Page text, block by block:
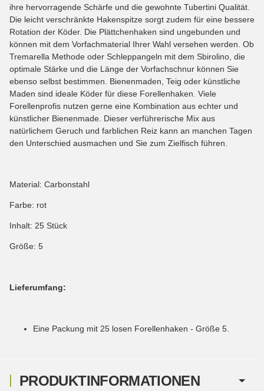
PRODUKTINFORMATIONEN
ihre hervorragende Schärfe und die gewohnte Tubertini Qualität.
Die leicht verschränkte Hakenspitze sorgt zudem für eine bessere
Rotation der Köder. Die Plättchenhaken sind ungebunden und
können mit dem Vorfachmaterial Ihrer Wahl versehen werden. Ob
Tremarella Methode oder Schleppangeln mit dem Sbirolino, die
optimale Stärke und die Länge der Vorfachschnur können Sie
ebenso selbst bestimmen. Bienenmaden, Teig oder künstliche
Maden sind ideale Köder für diese Forellenhaken. Viele
Forellenprofis nutzen gerne eine Kombination aus echter und
künstlicher Bienenmade. Dieser verführerische Mix aus
natürlichem Geruch und farblichen Reiz kann an manchen Tagen
den Unterschied ausmachen und Sie zum Zielfisch führen.
Material: Carbonstahl
Farbe: rot
Inhalt: 25 Stück
Größe: 5
Lieferumfang:
Eine Packung mit 25 losen Forellenhaken - Größe 5.